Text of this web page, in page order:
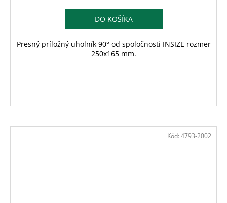
DO KOŠÍKA
Presný príložný uholník 90° od spoločnosti INSIZE rozmer
250x165 mm.
Kód: 4793-2002